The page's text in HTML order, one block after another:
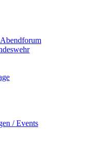
/ Events